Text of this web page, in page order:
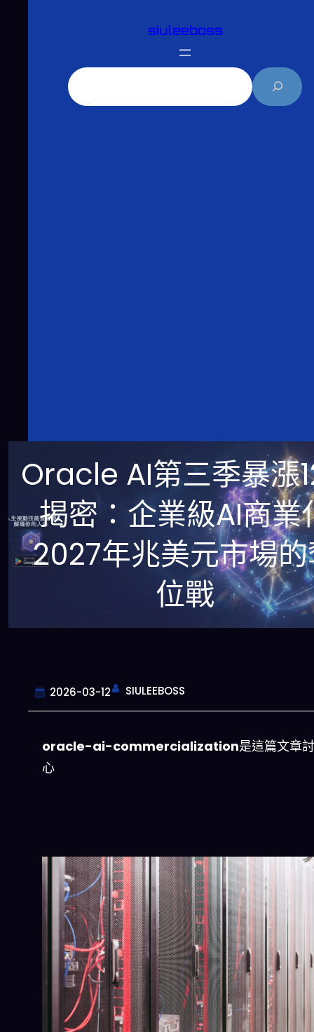
siuleeboss
Oracle AI第三季暴漲
揭密：企業級AI商業
2027年兆美元市場
位戰
2026-03-12 SIULEEBOSS
oracle-ai-commercialization是這篇文章
心